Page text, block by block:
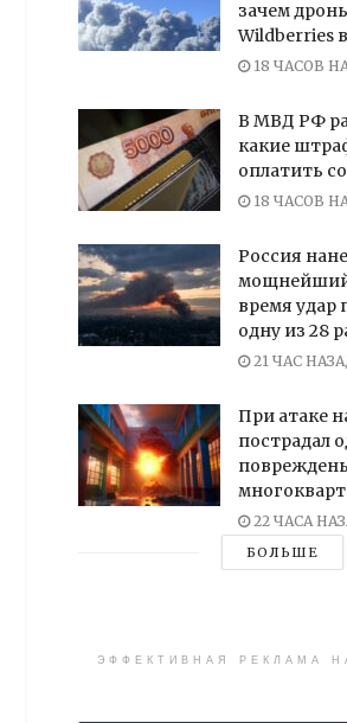
зачем
Wildberries
18 ЧАСОВ
В МВД РФ
какие
оплатить
18 ЧАСОВ
Россия
мощнейший
время удар
одну из 28
21 ЧАС
При атаке
пострадал
22 ЧАСА
БОЛЬШЕ
ЭФФЕКТИВНАЯ РЕКЛАМА НА